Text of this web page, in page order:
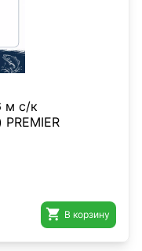
м с/к
 В корзину